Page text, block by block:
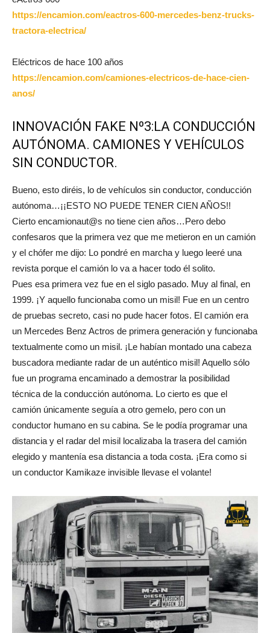
https://encamion.com/eactros-600-mercedes-benz-trucks-
tractora-electrica/
Eléctricos de hace 100 años
https://encamion.com/camiones-electricos-de-hace-cien-
anos/
INNOVACIÓN FAKE Nº3:LA CONDUCCIÓN
AUTÓNOMA. CAMIONES Y VEHÍCULOS
SIN CONDUCTOR.
Bueno, esto diréis, lo de vehículos sin conductor, conducción
autónoma…¡¡ESTO NO PUEDE TENER CIEN AÑOS!!
Cierto encamionaut@s no tiene cien años…Pero debo
confesaros que la primera vez que me metieron en un camión
y el chófer me dijo: Lo pondré en marcha y luego leeré una
revista porque el camión lo va a hacer todo él solito.
Pues esa primera vez fue en el siglo pasado. Muy al final, en
1999. ¡Y aquello funcionaba como un misil! Fue en un centro
de pruebas secreto, casi no pude hacer fotos. El camión era
un Mercedes Benz Actros de primera generación y funcionaba
textualmente como un misil. ¡Le habían montado una cabeza
buscadora mediante radar de un auténtico misil! Aquello sólo
fue un programa encaminado a demostrar la posibilidad
técnica de la conducción autónoma. Lo cierto es que el
camión únicamente seguía a otro gemelo, pero con un
conductor humano en su cabina. Se le podía programar una
distancia y el radar del misil localizaba la trasera del camión
elegido y mantenía esa distancia a toda costa. ¡Era como si
un conductor Kamikaze invisible llevase el volante!